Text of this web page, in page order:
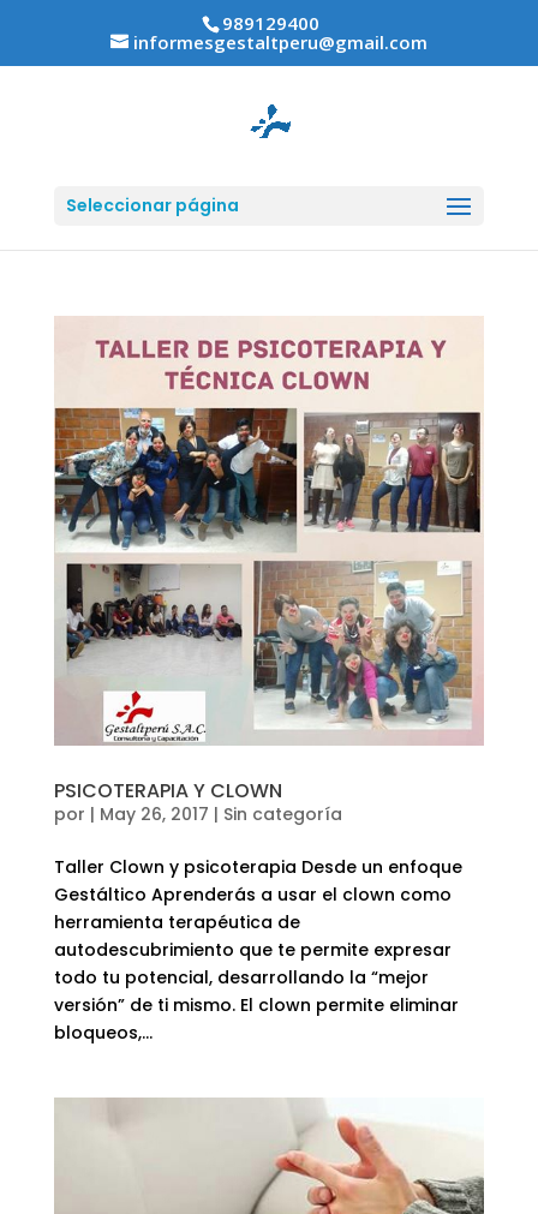
989129400
informesgestaltperu@gmail.com
Seleccionar página
PSICOTERAPIA Y CLOWN
por | May 26, 2017 | Sin categoría
Taller Clown y psicoterapia Desde un enfoque
Gestáltico Aprenderás a usar el clown como
herramienta terapéutica de
autodescubrimiento que te permite expresar
todo tu potencial, desarrollando la “mejor
versión” de ti mismo. El clown permite eliminar
bloqueos,...